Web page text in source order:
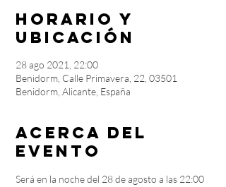
Horario y
ubicación
28 ago 2021, 22:00
Benidorm, Calle Primavera, 22, 03501
Benidorm, Alicante, España
Acerca del
evento
Será en la noche del 28 de agosto a las 22:00